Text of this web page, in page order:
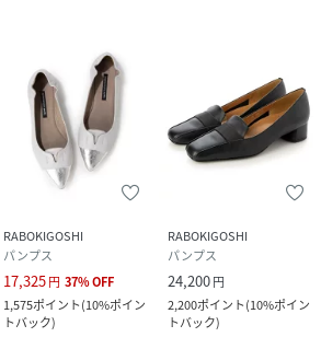
RABOKIGOSHI
パンプス
17,325円 37%OFF
1,575ポイント(10%ポイン
トバック)
RABOKIGOSHI
パンプス
24,200円
2,200ポイント(10%ポイン
トバック)